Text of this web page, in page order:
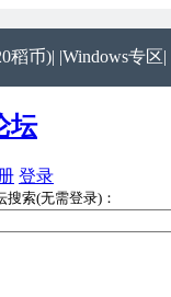
稻币)| |Windows专区|
登录
搜索(无需登录)：